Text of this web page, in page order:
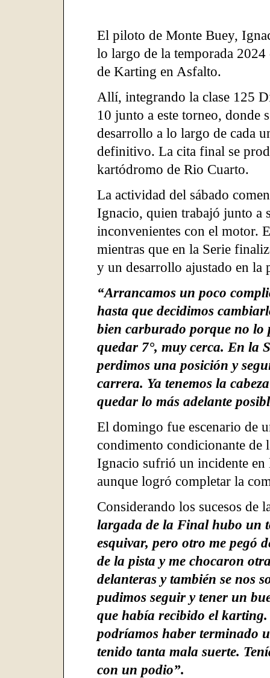
El piloto de Monte Buey,
lo largo de la temporada
de Karting en Asfalto.
Allí, integrando la clase 125
10 junto a este torneo, donde
desarrollo a lo largo de cada
definitivo. La cita final se
kartódromo de Rio Cuarto.
La actividad del sábado
Ignacio, quien trabajó junto a
inconvenientes con el motor.
mientras que en la Serie
y un desarrollo ajustado en la
“Arrancamos un poco
hasta que decidimos
bien carburado porque no lo
quedar 7°, muy cerca. En la
perdimos una posición y
carrera. Ya tenemos la
quedar lo más adelante
El domingo fue escenario de
condimento condicionante de
Ignacio sufrió un incidente en
aunque logró completar la
Considerando los sucesos de
largada de la Final hubo un
esquivar, pero otro me pegó
de la pista y me chocaron
delanteras y también se nos
pudimos seguir y tener un
que había recibido el
podríamos haber terminado
tenido tanta mala suerte.
con un podio”.